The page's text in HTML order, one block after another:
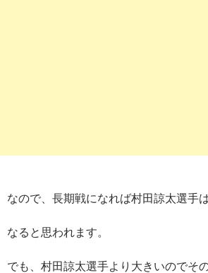
なので、長期戦になれば村田諒太選手
なると思われます。
でも、村田諒太選手より大きいのでそ